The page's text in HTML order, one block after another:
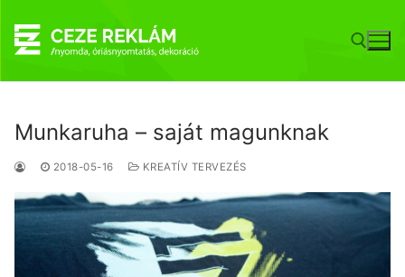
tartalomra
Munkaruha – saját magunknak
2018-05-16 KREATÍV TERVEZÉS